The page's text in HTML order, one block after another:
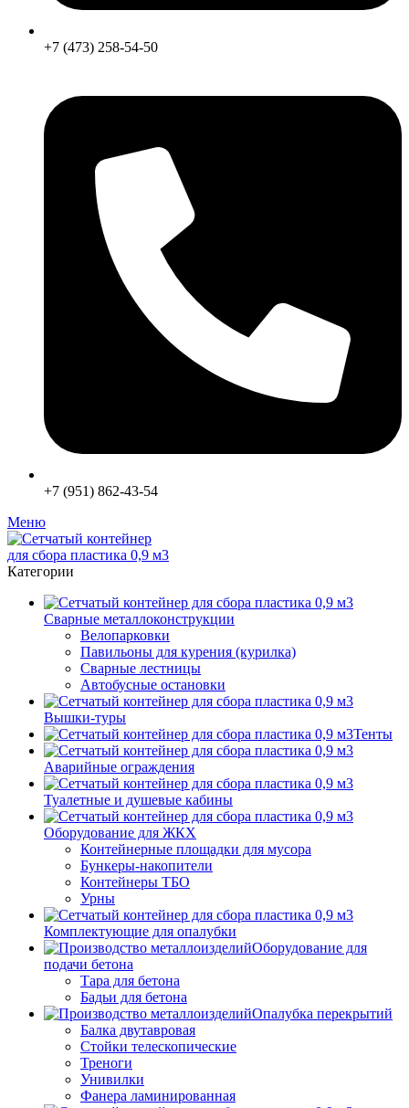
+7 (473) 258-54-50
+7 (951) 862-43-54
Меню
Категории
Сварные металлоконструкции
Велопарковки
Павильоны для курения (курилка)
Сварные лестницы
Автобусные остановки
Вышки-туры
Тенты
Аварийные ограждения
Туалетные и душевые кабины
Оборудование для ЖКХ
Контейнерные площадки для мусора
Бункеры-накопители
Контейнеры ТБО
Урны
Комплектующие для опалубки
Оборудование для
подачи бетона
Тара для бетона
Бадьи для бетона
Опалубка перекрытий
Балка двутавровая
Стойки телескопические
Треноги
Унивилки
Фанера ламинированная